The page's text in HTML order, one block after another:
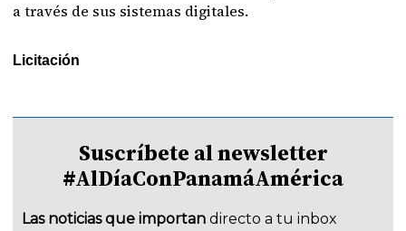
a través de sus sistemas digitales.
Licitación
Suscríbete al newsletter
#AlDíaConPanamáAmérica
Las noticias que importan directo a tu inbox